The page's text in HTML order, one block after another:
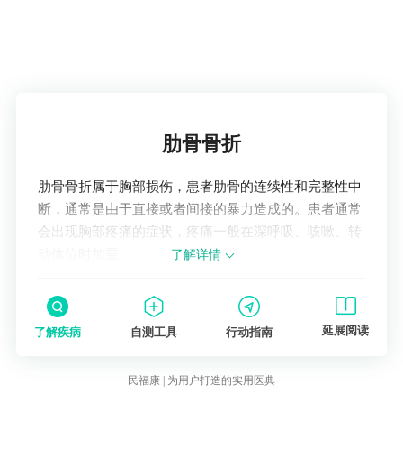
肋骨骨折
肋骨骨折属于胸部损伤，患者肋骨的连续性和完整性中
断，通常是由于直接或者间接的暴力造成的。患者通常
会出现胸部疼痛的症状，疼痛一般在深呼吸、咳嗽、转
了解详情
了解疾病 自测工具 行动指南 延展阅读
民福康 | 为用户打造的实用医典